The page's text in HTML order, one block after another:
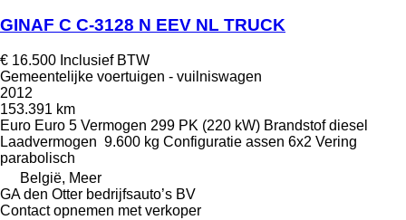
GINAF C C-3128 N EEV NL TRUCK
€ 16.500 Inclusief BTW
Gemeentelijke voertuigen - vuilniswagen
2012
153.391 km
Euro Euro 5 Vermogen 299 PK (220 kW) Brandstof diesel
Laadvermogen 9.600 kg Configuratie assen 6x2 Vering
parabolisch
België, Meer
GA den Otter bedrijfsauto’s BV
Contact opnemen met verkoper